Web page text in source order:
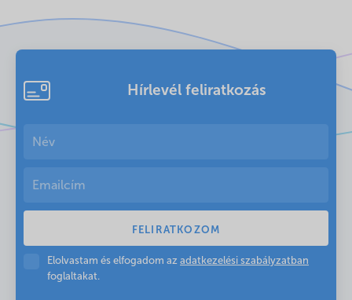
Hírlevél feliratkozás
Elolvastam és elfogadom az adatkezelési szabályzatban
foglaltakat.